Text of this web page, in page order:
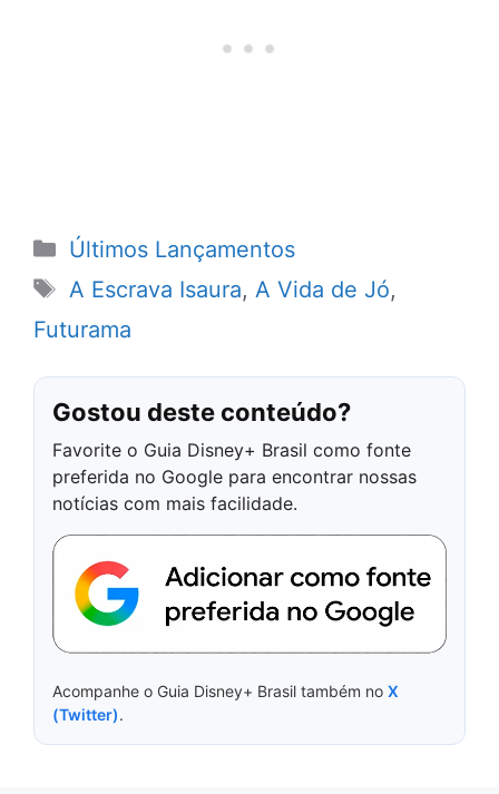
Categorias
Últimos Lançamentos
Tags
A Escrava Isaura, A Vida de Jó,
Futurama
Gostou deste conteúdo?
Favorite o Guia Disney+ Brasil como fonte
preferida no Google para encontrar nossas
notícias com mais facilidade.
Acompanhe o Guia Disney+ Brasil também no X
(Twitter).